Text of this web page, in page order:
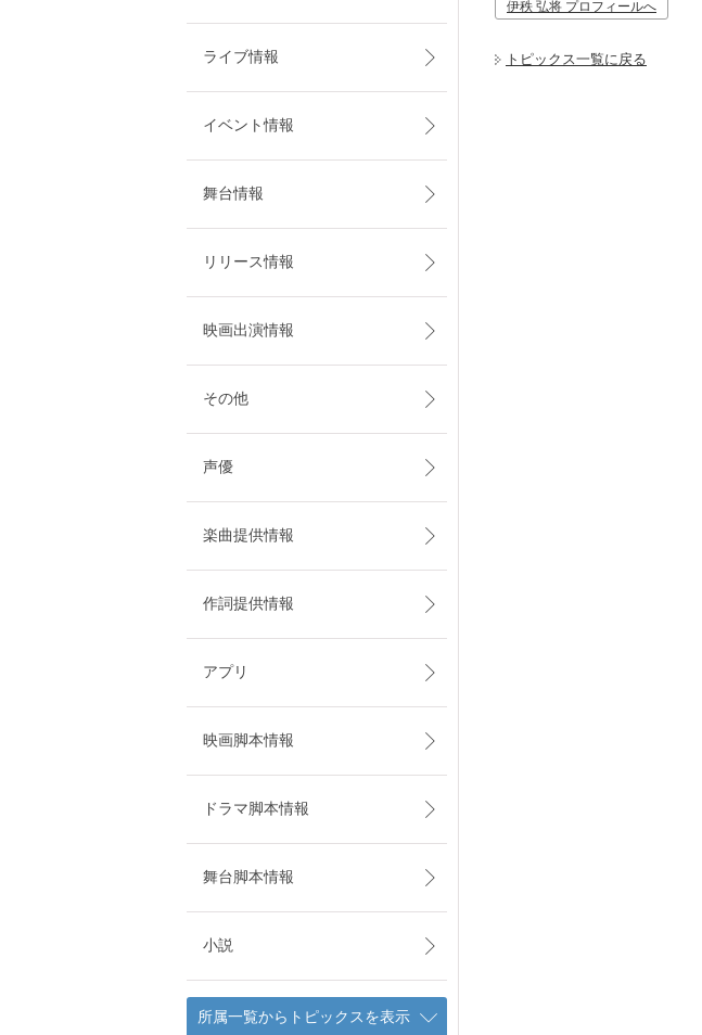
伊秩 弘将 プロフィールへ
トピックス一覧に戻る
ライブ情報
イベント情報
舞台情報
リリース情報
映画出演情報
その他
声優
楽曲提供情報
作詞提供情報
アプリ
映画脚本情報
ドラマ脚本情報
舞台脚本情報
小説
所属一覧からトピックスを表示